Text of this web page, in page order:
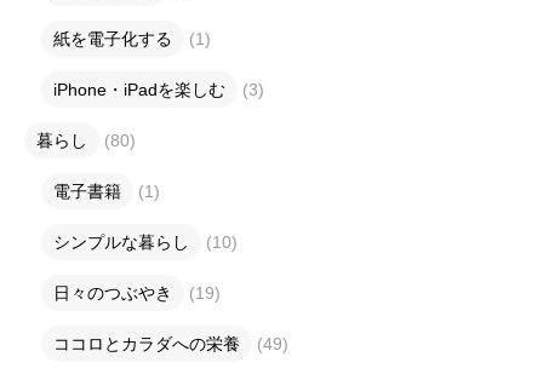
紙を電子化する (1)
iPhone・iPadを楽しむ (3)
暮らし (80)
電子書籍 (1)
シンプルな暮らし (10)
日々のつぶやき (19)
ココロとカラダへの栄養 (49)